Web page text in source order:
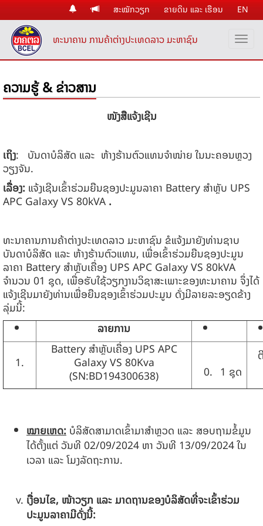
ສະໝັກວຽກ ຂາຍດິນ ແລະ ເຮືອນ EN
ທະນາຄານ ການຄ້າຕ່າງປະເທດລາວ ມະຫາຊົນ
ຄວາມຮູ້ & ຂ່າວສານ
ໜັງສືແຈ້ງເຊີນ
ເຖິງ: ບັນດາບໍລິສັດ ແລະ ຫ້າງຮ້ານຕົວແທນຈໍາໜ່າຍ ໃນນະຄອນຫຼວງ
ວຽງຈັນ.
ເລື່ອງ: ​ແຈ້ງເຊີນເຂົ້າຮ່ວມຍືນຊອງປະມູນລາຄາ Battery ສຳຫຼັບ UPS
APC Galaxy VS 80kVA .
ທະນາຄານການຄ້າຕ່າງປະເທດລາວ ມະຫາຊົນ ຂໍແຈ້ງມາຍັງທ່ານຊາບ
ບັນດາບໍລິສັດ ແລະ ຫ້າງຮ້ານຕົວແທນ, ເພື່ອເຂົ້າຮ່ວມຍືນຊອງປະມູນ
ລາຄາ Battery ສຳຫຼັບເຄື່ອງ UPS APC Galaxy VS 80kVA
ຈຳນວນ 01 ຊຸດ, ເພື່ອຮັບໃຊ້ວຽກງານວິຊາສະເພາະຂອງທະນາຄານ ຈຶ່ງໄດ້
ແຈ້ງເຊີນມາຍັງທ່ານເພື່ອຍືນຊອງເຂົ້າຮ່ວມປະມູນ ດັ່ງມີລາຍລະອຽດຂ້າງ
ລຸ່ມນີ້:
ລາຍການ
Battery ສຳຫຼັບເຄື່ອງ UPS APC
Galaxy VS 80Kva
(SN:BD194300638) 1 ຊຸດ
ໝາຍເຫດ: ບໍລິສັດສາມາດເຂົ້າມາສຳຫຼວດ ແລະ ສອບຖາມຂໍ້ມູນ
ໄດ້ຕັ້ງແຕ່ ວັນທີ 02/09/2024 ຫາ ວັນທີ 13/09/2024 ໃນ
ເວລາ ແລະ ໂມງລັດຖະການ.
ເງື່ອນໄຂ, ໜ້າວຽກ ແລະ ມາດຖານຂອງບໍລິສັດທີ່ຈະເຂົ້າຮ່ວມ
ປະມູນລາຄາມີດັ່ງນີ້: